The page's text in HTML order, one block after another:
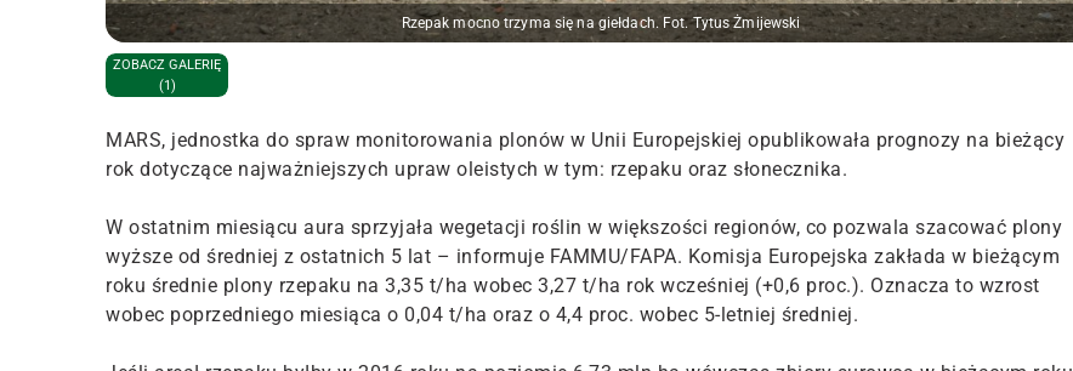
Rzepak mocno trzyma się na giełdach. Fot. Tytus Żmijewski
ZOBACZ GALERIĘ
(1)
MARS, jednostka do spraw monitorowania plonów w Unii Europejskiej opublikowała prognozy na bieżący
rok dotyczące najważniejszych upraw oleistych w tym: rzepaku oraz słonecznika.
W ostatnim miesiącu aura sprzyjała wegetacji roślin w większości regionów, co pozwala szacować plony
wyższe od średniej z ostatnich 5 lat – informuje FAMMU/FAPA. Komisja Europejska zakłada w bieżącym
roku średnie plony rzepaku na 3,35 t/ha wobec 3,27 t/ha rok wcześniej (+0,6 proc.). Oznacza to wzrost
wobec poprzedniego miesiąca o 0,04 t/ha oraz o 4,4 proc. wobec 5-letniej średniej.